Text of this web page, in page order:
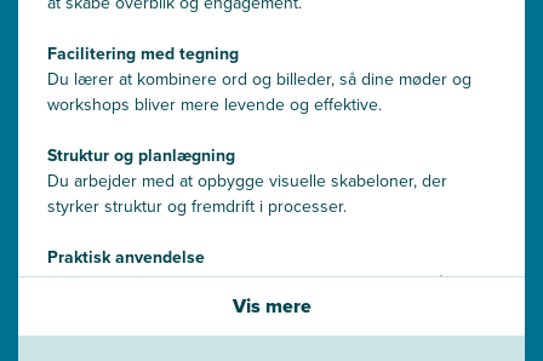
Facilitering med tegning
Du lærer at kombinere ord og billeder, så dine møder og
workshops bliver mere levende og effektive.
Struktur og planlægning
Du arbejder med at opbygge visuelle skabeloner, der
styrker struktur og fremdrift i processer.
Praktisk anvendelse
Du afprøver teknikkerne i realistiske situationer og får
feedback, så du kan bruge dem direkte i dit arbejde.
Vis mere